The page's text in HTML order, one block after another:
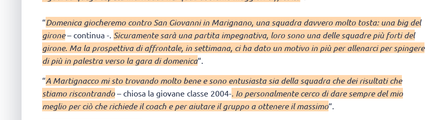
“Domenica giocheremo contro San Giovanni in Marignano, una squadra davvero molto tosta: una big del
girone– continua -. Sicuramente sarà una partita impegnativa, loro sono una delle squadre più forti del
girone. Ma la prospettiva di affrontale, in settimana, ci ha dato un motivo in più per allenarci per spingere
di più in palestra verso la gara di domenica“.
“A Martignacco mi sto trovando molto bene e sono entusiasta sia della squadra che dei risultati che
stiamo riscontrando– chiosa la giovane classe 2004-. Io personalmente cerco di dare sempre del mio
meglio per ciò che richiede il coach e per aiutare il gruppo a ottenere il massimo“.